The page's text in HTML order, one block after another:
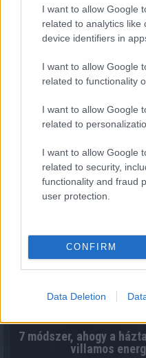
I want to allow Google
related to analytics like
device identifiers in
I want to allow Google
related to functionality
I want to allow Google
related to
I want to allow Google
related to security,
functionality and fraud
user protection.
CONFIRM
Data Deletion
Közös megegyezés és
7 módszer, ahogy a
villamos